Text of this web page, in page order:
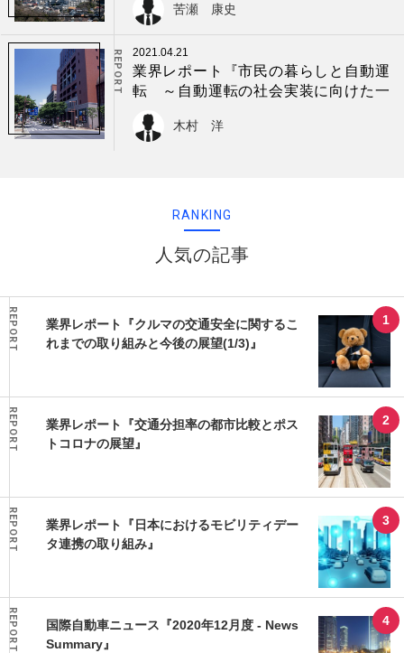
苦瀬 康史
REPORT 2021.04.21
業界レポート『市民の暮らしと自動運
転 ～自動運転の社会実装に向けた一
考察』
木村 洋
RANKING
人気の記事
REPORT
業界レポート『クルマの交通安全に関するこ
れまでの取り組みと今後の展望(1/3)』
REPORT
業界レポート『交通分担率の都市比較とポス
トコロナの展望』
REPORT
業界レポート『日本におけるモビリティデー
タ連携の取り組み』
REPORT
国際自動車ニュース『2020年12月度 - News
Summary』